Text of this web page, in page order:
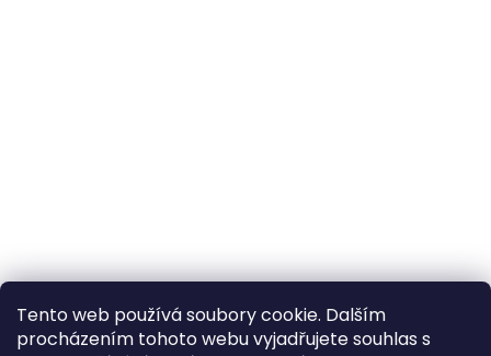
Tento web používá soubory cookie. Dalším
procházením tohoto webu vyjadřujete souhlas s